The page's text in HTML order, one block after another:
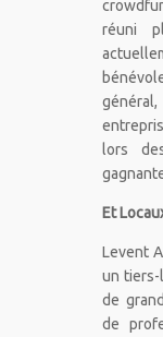
réuni
lors
Et
Levent
un tiers-
de
de